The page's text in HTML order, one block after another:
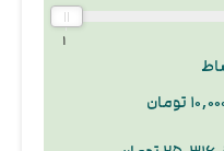
۱